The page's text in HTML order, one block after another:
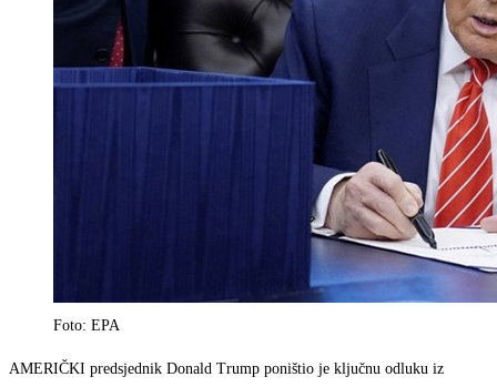
Foto: EPA
AMERIČKI predsjednik Donald Trump poništio je ključnu odluku iz